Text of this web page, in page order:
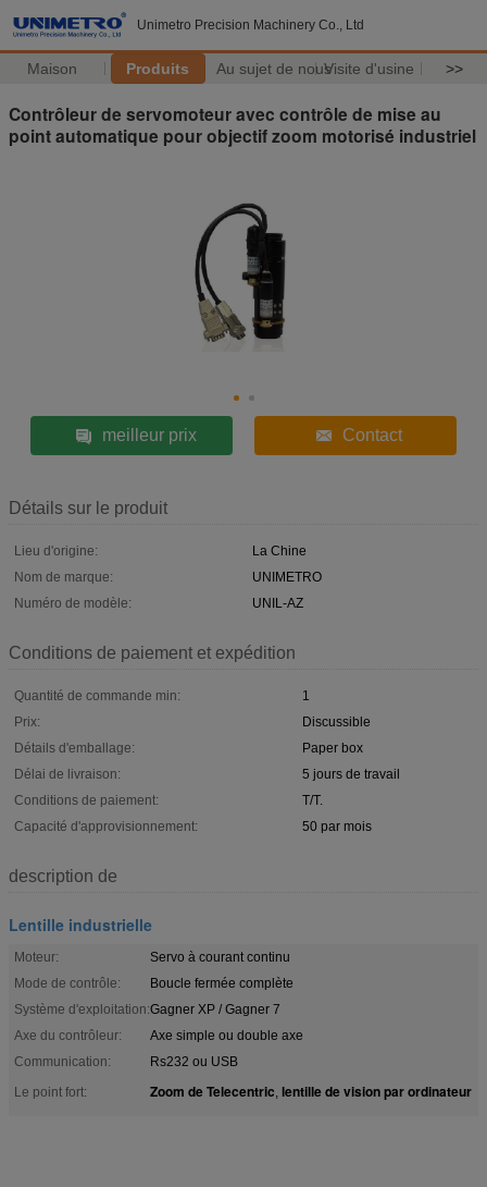
Unimetro Precision Machinery Co., Ltd
Maison Produits Au sujet de nousVisite d'usine >>
Contrôleur de servomoteur avec contrôle de mise au
point automatique pour objectif zoom motorisé industriel
meilleur prix Contact
Détails sur le produit
Lieu d'origine:
La Chine
Nom de marque:
UNIMETRO
Numéro de modèle:
UNIL-AZ
Conditions de paiement et expédition
Quantité de commande min:
1
Prix:
Discussible
Détails d'emballage:
Paper box
Délai de livraison:
5 jours de travail
Conditions de paiement:
T/T.
Capacité d'approvisionnement:
50 par mois
description de
Lentille industrielle
Moteur:
Servo à courant continu
Mode de contrôle:
Boucle fermée complète
Système d'exploitation:Gagner XP / Gagner 7
Axe du contrôleur:
Axe simple ou double axe
Communication:
Rs232 ou USB
Le point fort:
Zoom de Telecentric, lentille de vision par ordinateur